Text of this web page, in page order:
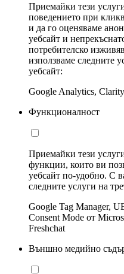
Приемайки тези
поведението при
и да го оценяваме
уебсайт и
потребителско
използваме следните
уебсайт:
Google Analytics,
Функционалност
Приемайки тези
функции, които ви
уебсайт по-удобно. С
следните услуги на
Google Tag Manager,
Consent Mode от
Freshchat
Външно медийно